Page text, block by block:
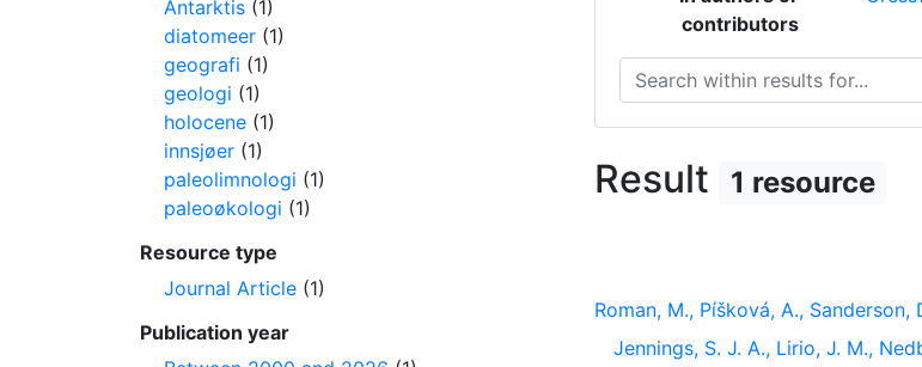
contributors
Search within results for...
Result 1 resource
Roman, M., Píšková, A., Sanderson,
Jennings, S. J. A., Lirio, J. M.,
Antarktis (1)
diatomeer (1)
geografi (1)
geologi (1)
holocene (1)
innsjøer (1)
paleolimnologi (1)
paleoøkologi (1)
Resource type
Journal Article (1)
Publication year